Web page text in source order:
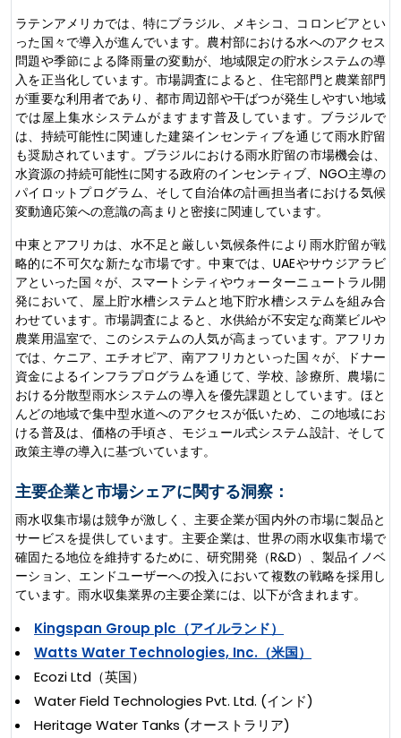
ラテンアメリカでは、特にブラジル、メキシコ、コロンビアとい
った国々で導入が進んでいます。農村部における水へのアクセス
問題や季節による降雨量の変動が、地域限定の貯水システムの導
入を正当化しています。市場調査によると、住宅部門と農業部門
が重要な利用者であり、都市周辺部や干ばつが発生しやすい地域
では屋上集水システムがますます普及しています。ブラジルで
は、持続可能性に関連した建築インセンティブを通じて雨水貯留
も奨励されています。ブラジルにおける雨水貯留の市場機会は、
水資源の持続可能性に関する政府のインセンティブ、NGO主導の
パイロットプログラム、そして自治体の計画担当者における気候
変動適応策への意識の高まりと密接に関連しています。
中東とアフリカは、水不足と厳しい気候条件により雨水貯留が戦
略的に不可欠な新たな市場です。中東では、UAEやサウジアラビ
アといった国々が、スマートシティやウォーターニュートラル開
発において、屋上貯水槽システムと地下貯水槽システムを組み合
わせています。市場調査によると、水供給が不安定な商業ビルや
農業用温室で、このシステムの人気が高まっています。アフリカ
では、ケニア、エチオピア、南アフリカといった国々が、ドナー
資金によるインフラプログラムを通じて、学校、診療所、農場に
おける分散型雨水システムの導入を優先課題としています。ほと
んどの地域で集中型水道へのアクセスが低いため、この地域にお
ける普及は、価格の手頃さ、モジュール式システム設計、そして
政策主導の導入に基づいています。
主要企業と市場シェアに関する洞察：
雨水収集市場は競争が激しく、主要企業が国内外の市場に製品と
サービスを提供しています。主要企業は、世界の雨水収集市場で
確固たる地位を維持するために、研究開発（R&D）、製品イノベ
ーション、エンドユーザーへの投入において複数の戦略を採用し
ています。雨水収集業界の主要企業には、以下が含まれます。
Kingspan Group plc（アイルランド）
Watts Water Technologies, Inc.（米国）
Ecozi Ltd（英国）
Water Field Technologies Pvt. Ltd. (インド)
Heritage Water Tanks (オーストラリア)